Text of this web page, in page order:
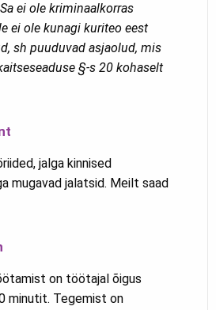
ei ole kriminaalkorras
ei ole kunagi kuriteo eest
sh puuduvad asjaolud, mis
§-s 20 kohaselt
jalga kinnised
mugavad jalatsid. Meilt saad
on töötajal õigus
minutit. Tegemist on